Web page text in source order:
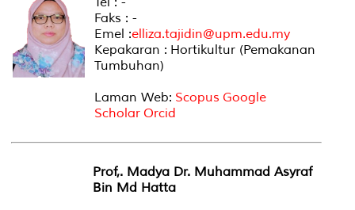
Faks : -
Emel :elliza.tajidin@upm.edu.my
Kepakaran : Hortikultur (Pemakanan
Tumbuhan)
Laman Web: Scopus Google
Scholar Orcid
Prof,. Madya Dr. Muhammad Asyraf
Bin Md Hatta